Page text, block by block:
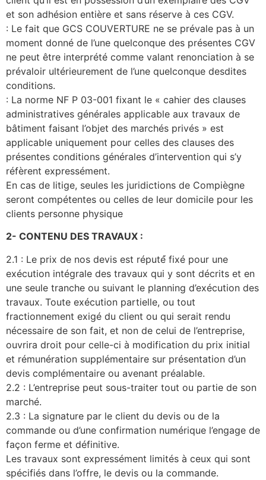
et son adhésion entière et sans réserve à ces CGV.
: Le fait que GCS COUVERTURE ne se prévale pas à un
moment donné de l’une quelconque des présentes CGV
ne peut être interprété comme valant renonciation à se
prévaloir ultérieurement de l’une quelconque desdites
conditions.
: La norme NF P 03-001 fixant le « cahier des clauses
administratives générales applicable aux travaux de
bâtiment faisant l’objet des marchés privés » est
applicable uniquement pour celles des clauses des
présentes conditions générales d’intervention qui s’y
réfèrent expressément.
En cas de litige, seules les juridictions de Compiègne
seront compétentes ou celles de leur domicile pour les
clients personne physique
2- CONTENU DES TRAVAUX :
2.1 : Le prix de nos devis est réputé́ fixé pour une
exécution intégrale des travaux qui y sont décrits et en
une seule tranche ou suivant le planning d’exécution des
travaux. Toute exécution partielle, ou tout
fractionnement exigé du client ou qui serait rendu
nécessaire de son fait, et non de celui de l’entreprise,
ouvrira droit pour celle-ci à modification du prix initial
et rémunération supplémentaire sur présentation d’un
devis complémentaire ou avenant préalable.
2.2 : L’entreprise peut sous-traiter tout ou partie de son
marché.
2.3 : La signature par le client du devis ou de la
commande ou d’une confirmation numérique l’engage de
façon ferme et définitive.
Les travaux sont expressément limités à ceux qui sont
spécifiés dans l’offre, le devis ou la commande.